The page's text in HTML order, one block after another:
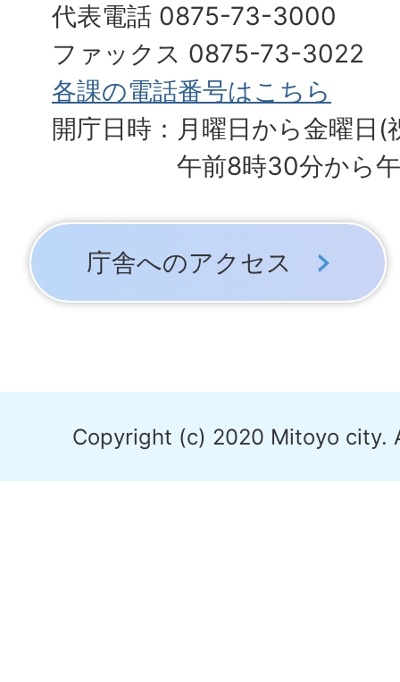
代表電話 0875-73-3000
ファックス 0875-73-3022
各課の電話番号はこちら
開庁日時：月曜日から金曜日(
午前8時30分から
庁舎へのアクセス
Copyright (c) 2020 Mitoyo city.